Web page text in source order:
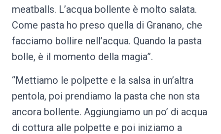
meatballs. L’acqua bollente è molto salata.
Come pasta ho preso quella di Granano, che
facciamo bollire nell’acqua. Quando la pasta
bolle, è il momento della magia”.
“Mettiamo le polpette e la salsa in un’altra
pentola, poi prendiamo la pasta che non sta
ancora bollente. Aggiungiamo un po’ di acqua
di cottura alle polpette e poi iniziamo a